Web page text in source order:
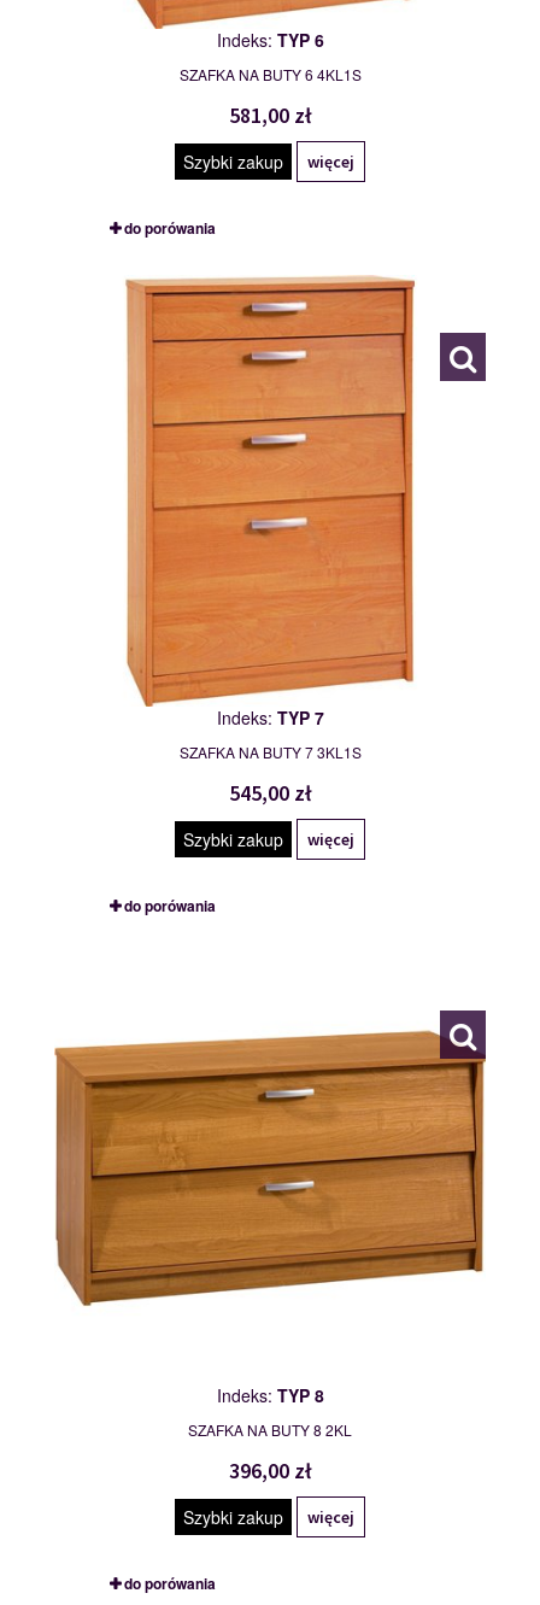
Indeks: TYP 6
SZAFKA NA BUTY 6 4KL1S
581,00 zł
Szybki zakup więcej
do porówania
TYP 7
111492
Indeks: TYP 7
SZAFKA NA BUTY 7 3KL1S
545,00 zł
Szybki zakup więcej
do porówania
Indeks: TYP 8
SZAFKA NA BUTY 8 2KL
396,00 zł
Szybki zakup więcej
do porówania